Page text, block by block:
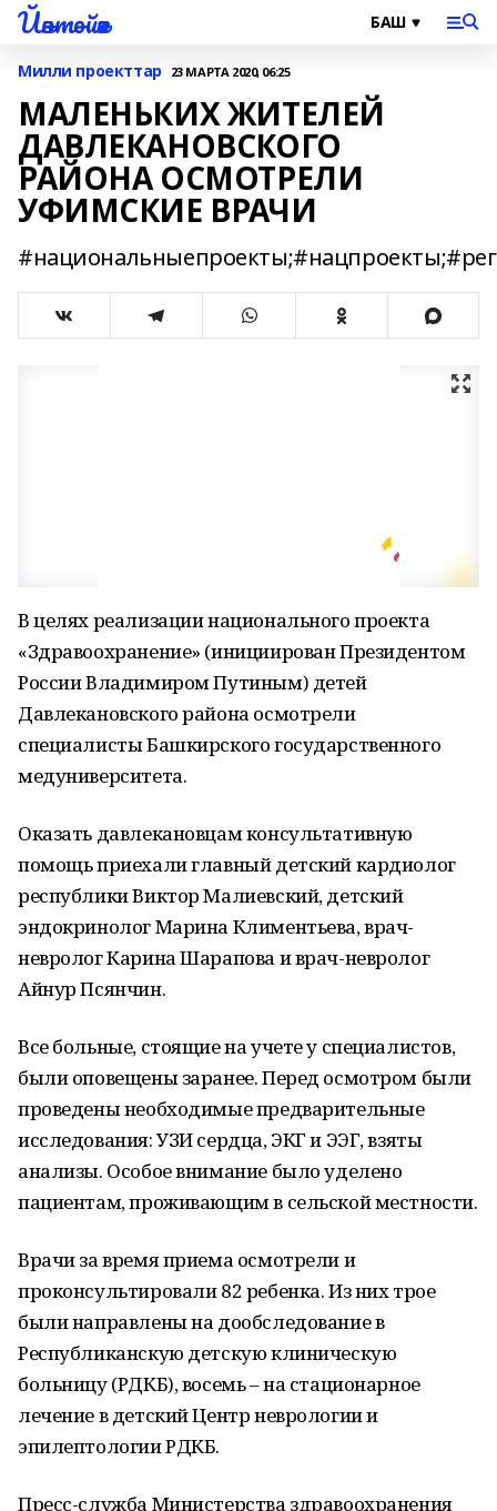
Йәнтөйәк
Милли проекттар 23 МАРТА 2020, 06:25
МАЛЕНЬКИХ ЖИТЕЛЕЙ
ДАВЛЕКАНОВСКОГО
РАЙОНА ОСМОТРЕЛИ
УФИМСКИЕ ВРАЧИ
В целях реализации национального проекта
«Здравоохранение» (инициирован Президентом
России Владимиром Путиным) детей
Давлекановского района осмотрели
специалисты Башкирского государственного
медуниверситета.
Оказать давлекановцам консультативную
помощь приехали главный детский кардиолог
республики Виктор Малиевский, детский
эндокринолог Марина Климентьева, врач-
невролог Карина Шарапова и врач-невролог
Айнур Псянчин.
Все больные, стоящие на учете у специалистов,
были оповещены заранее. Перед осмотром были
проведены необходимые предварительные
исследования: УЗИ сердца, ЭКГ и ЭЭГ, взяты
анализы. Особое внимание было уделено
пациентам, проживающим в сельской местности.
Врачи за время приема осмотрели и
проконсультировали 82 ребенка. Из них трое
были направлены на дообследование в
Республиканскую детскую клиническую
больницу (РДКБ), восемь – на стационарное
лечение в детский Центр неврологии и
эпилептологии РДКБ.
Пресс-служба Министерства здравоохранения